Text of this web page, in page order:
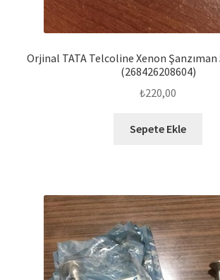
Orjinal TATA Telcoline Xenon
(268426208604)
₺220,00
Sepete Ekle